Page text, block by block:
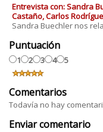
Entrevista con: Sandra
Castaño, Carlos
Sandra Buechler nos
Puntuación
1 2 3 4 5
Comentarios
Todavía no hay
Enviar comentario